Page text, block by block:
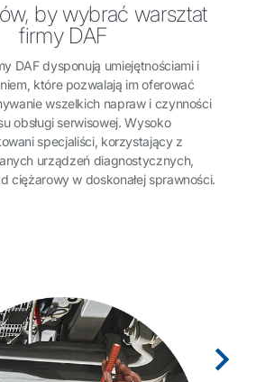
by wybrać warsztat
firmy DAF
DAF dysponują umiejętnościami i
które pozwalają im oferować
wszelkich napraw i czynności
obsługi serwisowej. Wysoko
specjaliści, korzystający z
urządzeń diagnostycznych,
ciężarowy w doskonałej sprawności.